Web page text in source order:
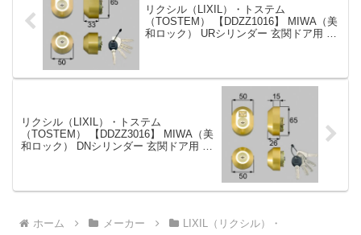
リクシル（LIXIL）・トステム
（TOSTEM） 【DDZZ1016】 MIWA（美
和ロック） URシリンダー 玄関ドア用 グ
リクシル（LIXIL）・トステム
（TOSTEM） 【DDZZ3016】 MIWA（美
和ロック） DNシリンダー 玄関ドア用 グ
ホーム メーカー LIXIL（リクシル）・